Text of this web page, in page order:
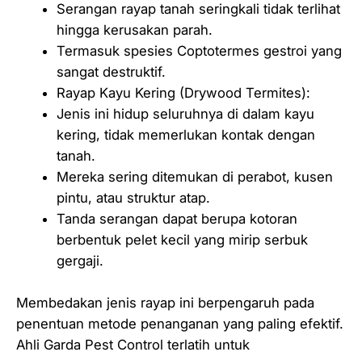
Serangan rayap tanah seringkali tidak terlihat
hingga kerusakan parah.
Termasuk spesies Coptotermes gestroi yang
sangat destruktif.
Rayap Kayu Kering (Drywood Termites):
Jenis ini hidup seluruhnya di dalam kayu
kering, tidak memerlukan kontak dengan
tanah.
Mereka sering ditemukan di perabot, kusen
pintu, atau struktur atap.
Tanda serangan dapat berupa kotoran
berbentuk pelet kecil yang mirip serbuk
gergaji.
Membedakan jenis rayap ini berpengaruh pada
penentuan metode penanganan yang paling efektif.
Ahli Garda Pest Control terlatih untuk